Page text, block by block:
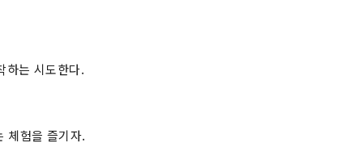
하는 시도한다.
체험을 즐기자.